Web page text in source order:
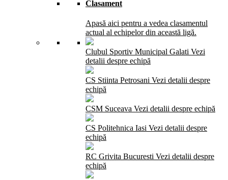
Clasament
Apasă aici pentru a vedea clasamentul
actual al echipelor din această ligă.
Clubul Sportiv Municipal Galati Vezi
detalii despre echipă
CS Stiinta Petrosani Vezi detalii despre
echipă
CSM Suceava Vezi detalii despre echipă
CS Politehnica Iasi Vezi detalii despre
echipă
RC Grivita Bucuresti Vezi detalii despre
echipă